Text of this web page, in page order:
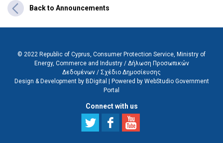
Back to Announcements
© 2022 Republic of Cyprus, Consumer Protection Service, Ministry of
Energy, Commerce and Industry / Δήλωση Προσωπικών
Δεδομένων / Σχέδιο Δημοσίευσης
Design & Development by BDigital
Powered by WebStudio Government
Portal
Connect with us